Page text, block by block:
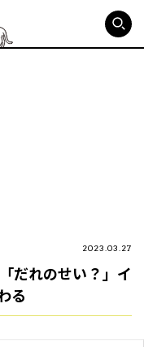
2023.03.27
だれのせい？」イ
る